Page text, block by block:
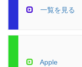
一覧を見る
Apple